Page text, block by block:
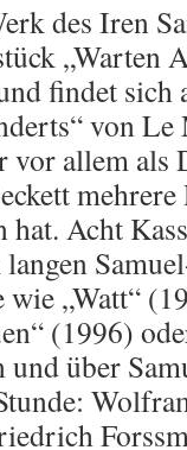
des Iren
„Warten
findet sich
von
allem als
hat. Acht
„Watt“
(1996)
und über